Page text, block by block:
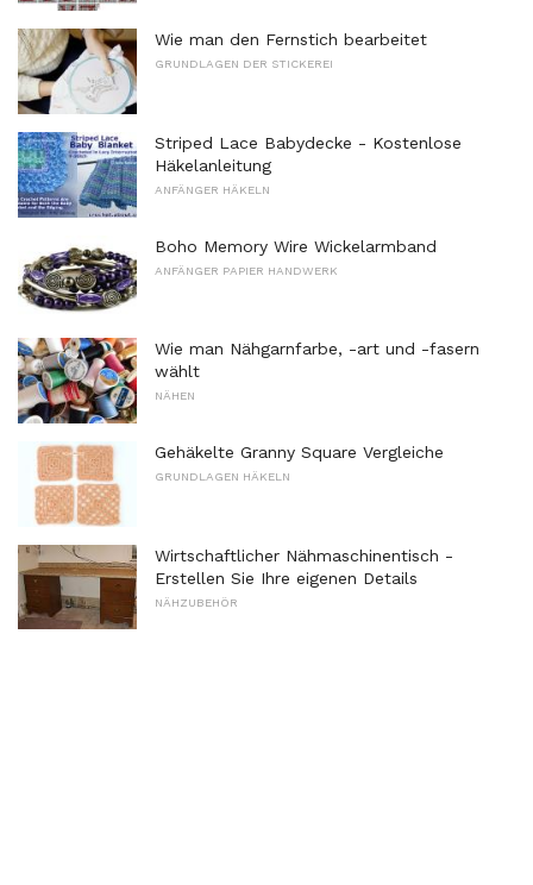
Wie man den Fernstich bearbeitet
GRUNDLAGEN DER STICKEREI
Striped Lace Babydecke - Kostenlose
Häkelanleitung
ANFÄNGER HÄKELN
Boho Memory Wire Wickelarmband
ANFÄNGER PAPIER HANDWERK
Wie man Nähgarnfarbe, -art und -fasern
wählt
NÄHEN
Gehäkelte Granny Square Vergleiche
GRUNDLAGEN HÄKELN
Wirtschaftlicher Nähmaschinentisch -
Erstellen Sie Ihre eigenen Details
NÄHZUBEHÖR